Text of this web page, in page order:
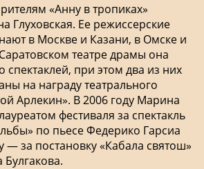
«Анну в тропиках»
Глуховская. Ее режиссерские
в Москве и Казани, в Омске и
театре драмы она
спектаклей, при этом два из них
на награду театрального
Арлекин». В 2006 году Марина
фестиваля за спектакль
по пьесе Федерико Гарсиа
— за постановку «Кабала святош»